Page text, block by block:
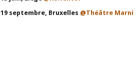
19 septembre, Bruxelles @Théâtre Marni